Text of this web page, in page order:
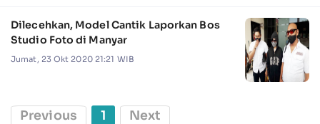
Dilecehkan, Model Cantik Laporkan Bos
Studio Foto di Manyar
Jumat, 23 Okt 2020 21:21 WIB
Previous 1 Next